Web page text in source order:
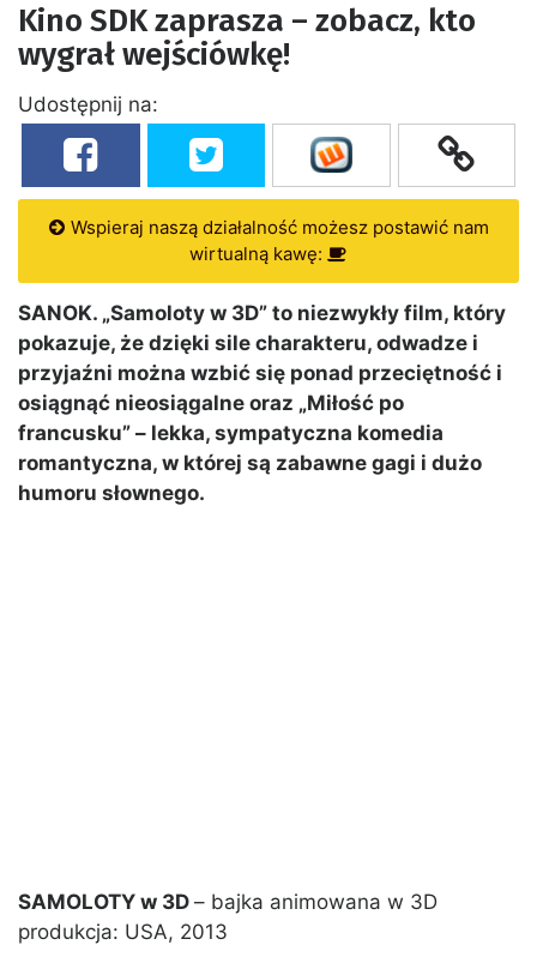
Kino SDK zaprasza – zobacz, kto
wygrał wejściówkę!
Udostępnij na:
Wspieraj naszą działalność możesz postawić nam
wirtualną kawę:
SANOK. „Samoloty w 3D” to niezwykły film, który
pokazuje, że dzięki sile charakteru, odwadze i
przyjaźni można wzbić się ponad przeciętność i
osiągnąć nieosiągalne oraz „Miłość po
francusku” – lekka, sympatyczna komedia
romantyczna, w której są zabawne gagi i dużo
humoru słownego.
SAMOLOTY w 3D – bajka animowana w 3D
produkcja: USA, 2013